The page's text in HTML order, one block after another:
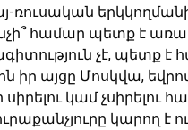
ռուսական
համար պետք է
չէ, պետք
ին իր այցը Մոսկվա,
կամ չսիրելու
կարող